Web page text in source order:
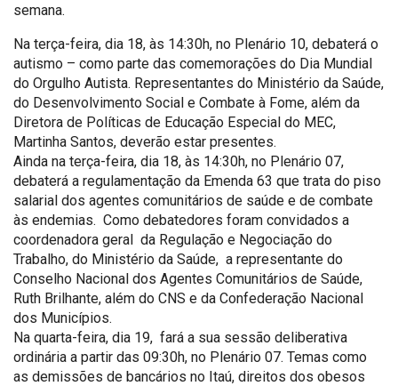
semana.
Na terça-feira, dia 18, às 14:30h, no Plenário 10, debaterá o
autismo – como parte das comemorações do Dia Mundial
do Orgulho Autista. Representantes do Ministério da Saúde,
do Desenvolvimento Social e Combate à Fome, além da
Diretora de Políticas de Educação Especial do MEC,
Martinha Santos, deverão estar presentes.
Ainda na terça-feira, dia 18, às 14:30h, no Plenário 07,
debaterá a regulamentação da Emenda 63 que trata do piso
salarial dos agentes comunitários de saúde e de combate
às endemias. Como debatedores foram convidados a
coordenadora geral da Regulação e Negociação do
Trabalho, do Ministério da Saúde, a representante do
Conselho Nacional dos Agentes Comunitários de Saúde,
Ruth Brilhante, além do CNS e da Confederação Nacional
dos Municípios.
Na quarta-feira, dia 19, fará a sua sessão deliberativa
ordinária a partir das 09:30h, no Plenário 07. Temas como
as demissões de bancários no Itaú, direitos dos obesos